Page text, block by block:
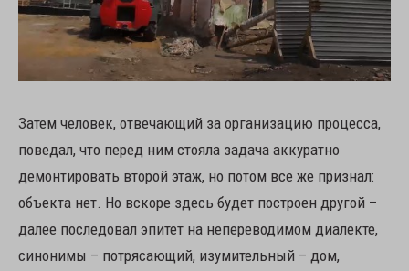
Затем человек, отвечающий за организацию процесса,
поведал, что перед ним стояла задача аккуратно
демонтировать второй этаж, но потом все же признал:
объекта нет. Но вскоре здесь будет построен другой –
далее последовал эпитет на непереводимом диалекте,
синонимы – потрясающий, изумительный – дом,